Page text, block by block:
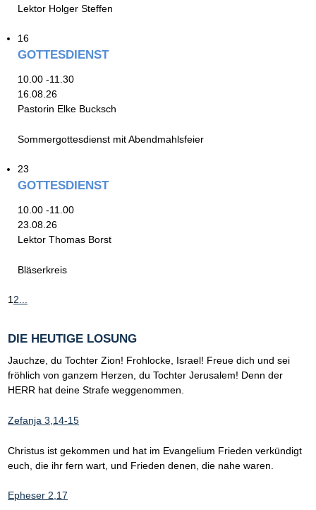
Lektor Holger Steffen
16
GOTTESDIENST
10.00 -11.30
16.08.26
Pastorin Elke Bucksch
Sommergottesdienst mit Abendmahlsfeier
23
GOTTESDIENST
10.00 -11.00
23.08.26
Lektor Thomas Borst
Bläserkreis
12...
DIE HEUTIGE LOSUNG
Jauchze, du Tochter Zion! Frohlocke, Israel! Freue dich und sei
fröhlich von ganzem Herzen, du Tochter Jerusalem! Denn der
HERR hat deine Strafe weggenommen.
Zefanja 3,14-15
Christus ist gekommen und hat im Evangelium Frieden verkündigt
euch, die ihr fern wart, und Frieden denen, die nahe waren.
Epheser 2,17